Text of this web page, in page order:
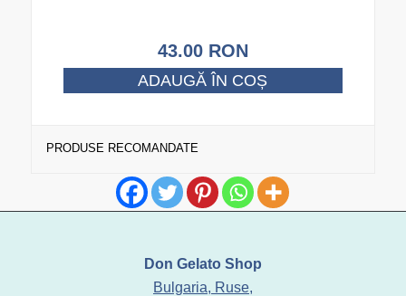
43.00 RON
ADAUGĂ ÎN COȘ
PRODUSE RECOMANDATE
Don Gelato Shop
Bulgaria, Ruse,